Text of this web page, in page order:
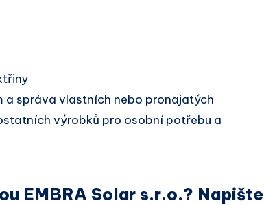
a správa vlastních nebo pronajatých
výrobků pro osobní potřebu a
EMBRA Solar s.r.o.? Napište